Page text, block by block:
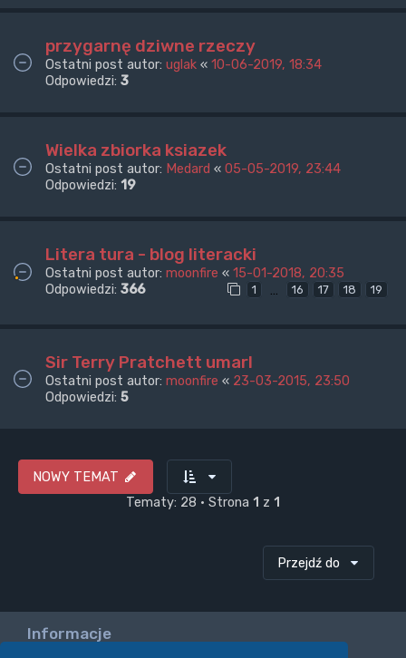
przygarnę dziwne rzeczy
Ostatni post autor: uglak « 10-06-2019, 18:34
Odpowiedzi: 3
Wielka zbiorka ksiazek
Ostatni post autor: Medard « 05-05-2019, 23:44
Odpowiedzi: 19
Litera tura - blog literacki
Ostatni post autor: moonfire « 15-01-2018, 20:35
Odpowiedzi: 366 1 … 16 17 18 19
Sir Terry Pratchett umarl
Ostatni post autor: moonfire « 23-03-2015, 23:50
Odpowiedzi: 5
NOWY TEMAT
Tematy: 28 • Strona 1 z 1
Przejdź do
Informacje